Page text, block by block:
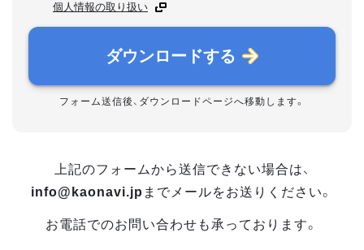
個人情報の取り扱い
ダウンロードする
フォーム送信後、ダウンロードページへ移動します。
上記のフォームから送信できない場合は、
info@kaonavi.jp までメールをお送りください。
お電話でのお問い合わせも承っております。